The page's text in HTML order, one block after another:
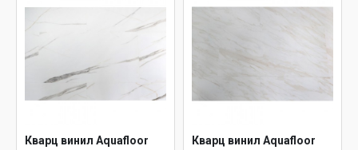
Кварц винил Aquafloor
Кварц винил Aquafloor